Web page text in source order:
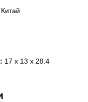
Китай
17 х 13 х 28.4